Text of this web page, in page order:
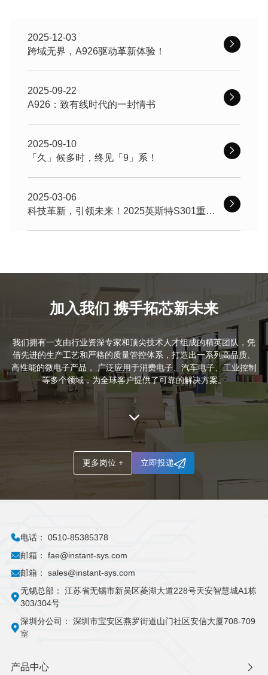
2025-12-03
跨域无界，A926驱动革新体验！
2025-09-22
A926：致有线时代的一封情书
2025-09-10
「久」候多时，终见「9」系！
2025-03-06
科技革新，引领未来！2025英斯特S301重磅
加入我们 携手拓芯新未来
我们拥有一支由行业资深专家和顶尖技术人才组成的精英团队，凭
借先进的生产工艺和严格的质量管控体系，打造出一系列高品质、
高性能的微电子产品， 广泛应用于消费电子、汽车电子、工业控制
等多个领域，为全球客户提供了可靠的解决方案。
更多岗位 + 立即投递
电话： 0510-85385378
邮箱：
fae@instant-sys.com
邮箱：
sales@instant-sys.com
无锡总部：
江苏省无锡市新吴区菱湖大道228号天安智慧城A1栋
303/304号
深圳分公司：
深圳市宝安区燕罗街道山门社区安信大厦708-709
室
产品中心